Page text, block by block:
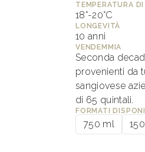
TEMPERATURA
18°-20°C
LONGEVITÀ
10 anni
VENDEMMIA
Seconda
provenienti da
sangiovese
di 65 quintali.
FORMATI
750 ml